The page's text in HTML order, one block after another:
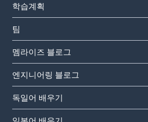
학습계획
팀
멤라이즈 블로그
엔지니어링 블로그
독일어 배우기